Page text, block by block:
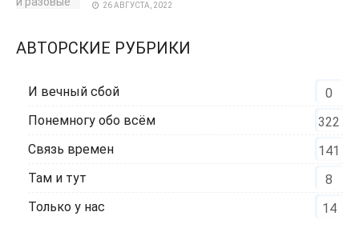
26 АВГУСТА, 2022
АВТОРСКИЕ РУБРИКИ
И вечный сбой
0
Понемногу обо всём
322
Связь времен
141
Там и тут
8
Только у нас
14